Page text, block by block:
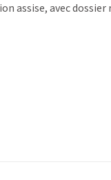
assise, avec dossier